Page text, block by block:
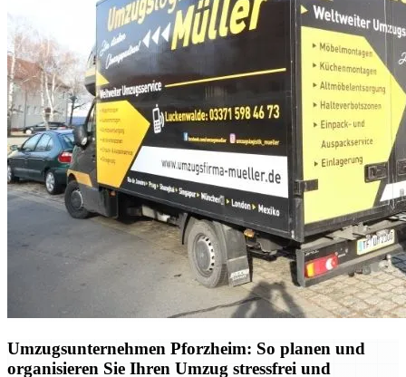
Umzugsunternehmen Pforzheim: So planen und
organisieren Sie Ihren Umzug stressfrei und